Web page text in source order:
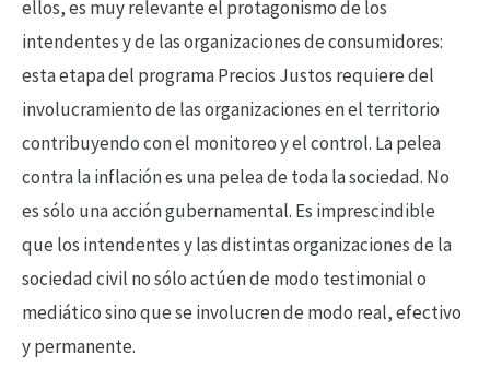
ellos, es muy relevante el protagonismo de los
intendentes y de las organizaciones de consumidores:
esta etapa del programa Precios Justos requiere del
involucramiento de las organizaciones en el territorio
contribuyendo con el monitoreo y el control. La pelea
contra la inflación es una pelea de toda la sociedad. No
es sólo una acción gubernamental. Es imprescindible
que los intendentes y las distintas organizaciones de la
sociedad civil no sólo actúen de modo testimonial o
mediático sino que se involucren de modo real, efectivo
y permanente.